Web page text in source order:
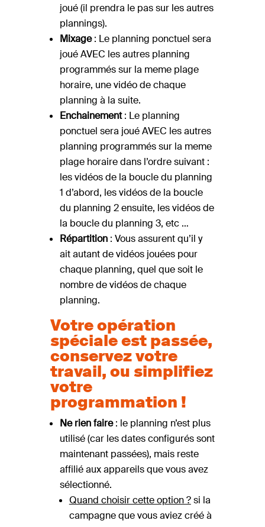
joué (il prendra le pas sur les autres
plannings).
Mixage: Le planning ponctuel sera
joué AVEC les autres planning
programmés sur la meme plage
horaire, une vidéo de chaque
planning à la suite.
Enchainement: Le planning
ponctuel sera joué AVEC les autres
planning programmés sur la meme
plage horaire dans l’ordre suivant :
les vidéos de la boucle du planning
1 d’abord, les vidéos de la boucle
du planning 2 ensuite, les vidéos de
la boucle du planning 3, etc …
Répartition: Vous assurent qu’il y
ait autant de vidéos jouées pour
chaque planning, quel que soit le
nombre de vidéos de chaque
planning.
Votre opération
spéciale est passée,
conservez votre
travail, ou simplifiez
votre
programmation !
Ne rien faire: le planning n’est plus
utilisé (car les dates configurés sont
maintenant passées), mais reste
affilié aux appareils que vous avez
sélectionné.
Quand choisir cette option ?si la
campagne que vous aviez créé à